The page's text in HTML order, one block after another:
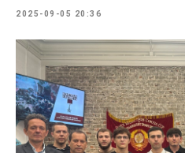
2025-09-05 20:36